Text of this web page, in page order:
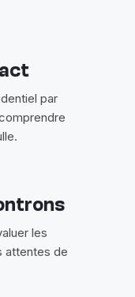
par
les
attentes de